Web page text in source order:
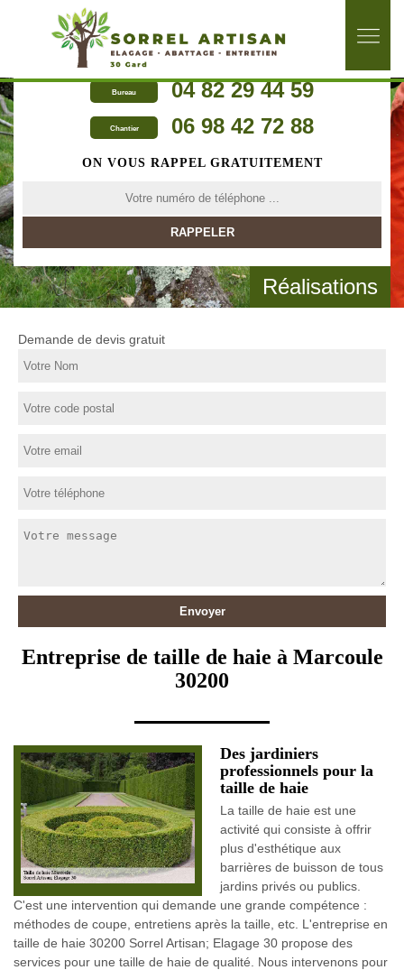
Bureau 04 82 29 44 59
Chantier 06 98 42 72 88
ON VOUS RAPPEL GRATUITEMENT
Réalisations
Demande de devis gratuit
Entreprise de taille de haie à Marcoule
30200
Des jardiniers
professionnels pour la
taille de haie
La taille de haie est une
activité qui consiste à offrir
plus d'esthétique aux
barrières de buisson de tous
jardins privés ou publics.
C'est une intervention qui demande une grande compétence :
méthodes de coupe, entretiens après la taille, etc. L'entreprise en
taille de haie 30200 Sorrel Artisan; Elagage 30 propose des
services pour une taille de haie de qualité. Nous intervenons pour